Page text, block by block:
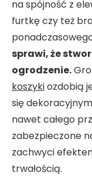
na spójność z
furtkę czy też
sprawi, że
ogrodzenie.
koszykiozdobią
się
nawet całego
zabezpieczone
zachwyci
trwałością.